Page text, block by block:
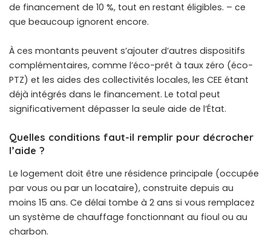
de financement de 10 %, tout en restant éligibles. – ce
que beaucoup ignorent encore.
À ces montants peuvent s’ajouter d’autres dispositifs
complémentaires, comme l’éco-prêt à taux zéro (éco-
PTZ) et les aides des collectivités locales, les CEE étant
déjà intégrés dans le financement. Le total peut
significativement dépasser la seule aide de l’État.
Quelles conditions faut-il remplir pour décrocher
l’aide ?
Le logement doit être une résidence principale (occupée
par vous ou par un locataire), construite depuis au
moins 15 ans. Ce délai tombe à 2 ans si vous remplacez
un système de chauffage fonctionnant au fioul ou au
charbon.